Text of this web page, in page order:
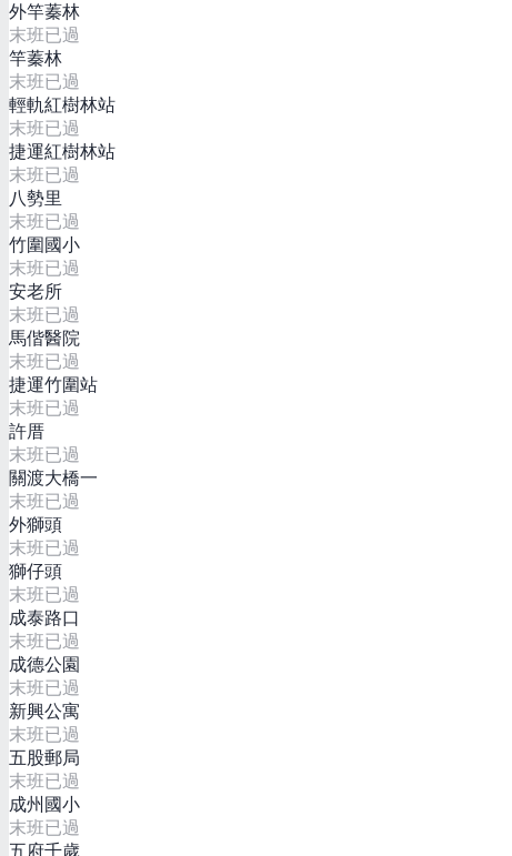
外竿蓁林
末班已過
竿蓁林
末班已過
輕軌紅樹林站
末班已過
捷運紅樹林站
末班已過
八勢里
末班已過
竹圍國小
末班已過
安老所
末班已過
馬偕醫院
末班已過
捷運竹圍站
末班已過
許厝
末班已過
關渡大橋一
末班已過
外獅頭
末班已過
獅仔頭
末班已過
成泰路口
末班已過
成德公園
末班已過
新興公寓
末班已過
五股郵局
末班已過
成州國小
末班已過
五府千歲